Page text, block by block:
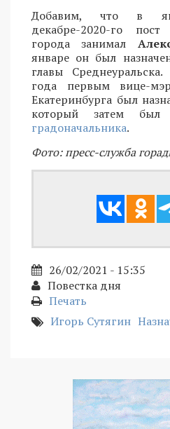
Добавим, что в
декабре-2020-го
города занимал
январе он был
главы
года первым вице-
Екатеринбурга был
который затем был
градоначальника.
Фото: пресс-служба
26/02/2021 - 15:35
Повестка дня
Печать
Игорь Сутягин